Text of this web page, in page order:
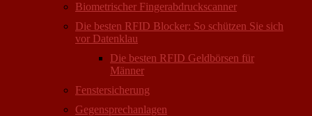
Biometrischer Fingerabdruckscanner
Die besten RFID Blocker: So schützen Sie sich
vor Datenklau
Die besten RFID Geldbörsen für
Männer
Fenstersicherung
Gegensprechanlagen